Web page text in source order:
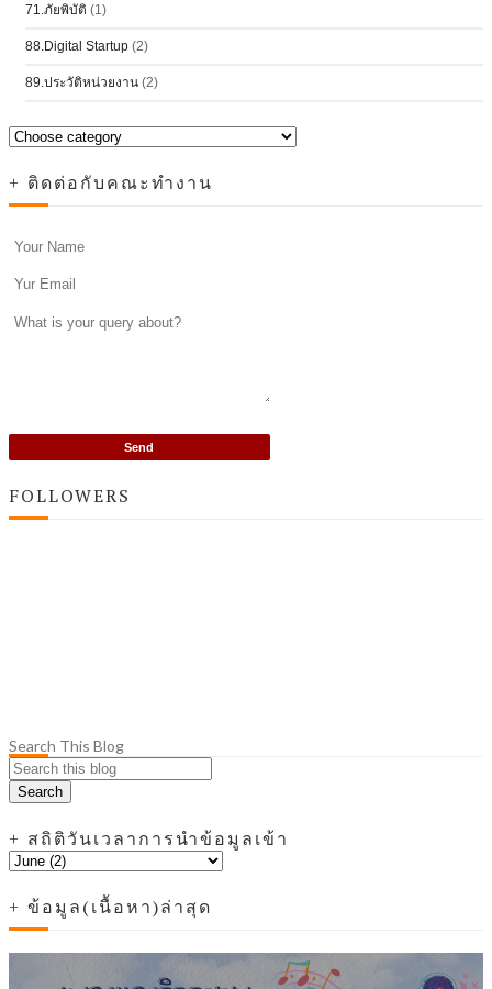
71.ภัยพิบัติ (1)
88.Digital Startup (2)
89.ประวัติหน่วยงาน (2)
+ ติดต่อกับคณะทำงาน
FOLLOWERS
Search This Blog
+ สถิติวันเวลาการนำข้อมูลเข้า
+ ข้อมูล(เนื้อหา)ล่าสุด